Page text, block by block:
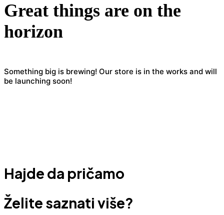
Great things are on the
horizon
Something big is brewing! Our store is in the works and will
be launching soon!
Hajde da pričamo
Želite saznati više?